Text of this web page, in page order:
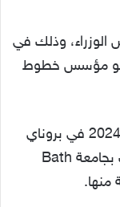
الوزراء، وذلك في
ويعتقد أنه هو مؤسس خطوط
نشأت أنيشا صاحبة أول زفاف ملكي في 2024 في بروناي
وتلقت مراحل تعليمها بها. إلى أن التحقت بجامعة Bath
منها.